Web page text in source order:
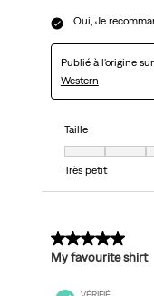
Oui, Je
Publié à l'origine sur
Western
Taille
Taille, 4 sur 7, où 1
Très petit
5 sur 5 étoiles.
My favourite shirt